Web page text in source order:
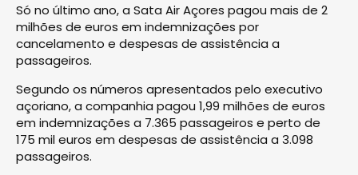
Só no último ano, a Sata Air Açores pagou mais de 2
milhões de euros em indemnizações por
cancelamento e despesas de assistência a
passageiros.
Segundo os números apresentados pelo executivo
açoriano, a companhia pagou 1,99 milhões de euros
em indemnizações a 7.365 passageiros e perto de
175 mil euros em despesas de assistência a 3.098
passageiros.